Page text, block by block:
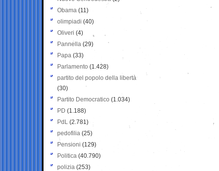
Obama (11)
olimpiadi (40)
Oliveri (4)
Pannella (29)
Papa (33)
Parlamento (1.428)
partito del popolo della libertà
(30)
Partito Democratico (1.034)
PD (1.188)
PdL (2.781)
pedofilia (25)
Pensioni (129)
Politica (40.790)
polizia (253)